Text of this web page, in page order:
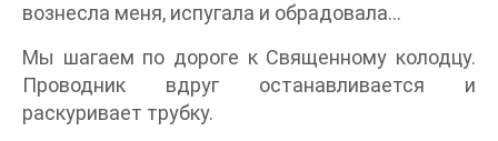
вознесла меня, испугала и обрадовала…
Мы шагаем по дороге к Священному колодцу.
Проводник вдруг останавливается и
раскуривает трубку.